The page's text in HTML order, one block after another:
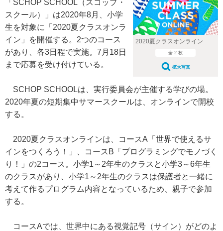
2020夏クラスオンライン
全 2 枚
拡大写真
「SCHOP SCHOOL（スコップ・
スクール）」は2020年8月、小学
生を対象に「2020夏クラスオンラ
イン」を開催する。2つのコース
があり、各3日程で実施。7月18日
まで応募を受け付けている。
SCHOP SCHOOLは、実行委員会が主催する学びの場。
2020年夏の短期集中サマースクールは、オンラインで開校
する。
2020夏クラスオンラインは、コースA「世界で使えるサ
インをつくろう！」、コースB「プログラミングでモノづく
り！」の2コース。小学1～2年生のクラスと小学3～6年生
のクラスがあり、小学1～2年生のクラスは保護者と一緒に
考えて作るプログラム内容となっているため、親子で参加
する。
コースAでは、世界中にある視覚記号（サイン）がどのよ